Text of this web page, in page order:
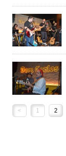
< 1 2